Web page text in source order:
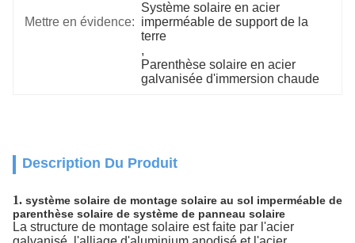
Mettre en évidence:
Système solaire en acier
imperméable de support de la
terre
,
Parenthèse solaire en acier
galvanisée d'immersion chaude
Description Du Produit
1. système solaire de montage solaire au sol imperméable de
parenthèse solaire de système de panneau solaire
La structure de montage solaire est faite par l'acier